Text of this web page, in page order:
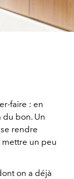
faire : en
du bon. Un
rendre
un peu
on a déjà